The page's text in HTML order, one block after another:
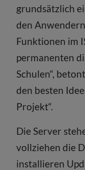
grundsätzlich
den
Funktionen im
permanenten
Schulen“,
den besten
Projekt“.
Die Server
vollziehen die
installieren